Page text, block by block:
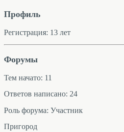
Профиль
Регистрация: 13 лет
Форумы
Тем начато: 11
Ответов написано: 24
Роль форума: Участник
Пригород